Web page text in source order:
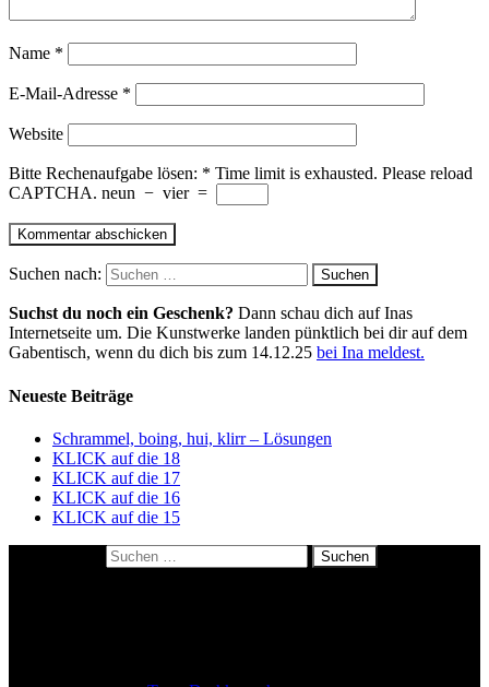
Name *
E-Mail-Adresse *
Website
Bitte Rechenaufgabe lösen: * Time limit is exhausted. Please reload
CAPTCHA. neun − vier =
Suchen nach:
Suchst du noch ein Geschenk? Dann schau dich auf Inas
Internetseite um. Die Kunstwerke landen pünktlich bei dir auf dem
Gabentisch, wenn du dich bis zum 14.12.25 bei Ina meldest.
Neueste Beiträge
Schrammel, boing, hui, klirr – Lösungen
KLICK auf die 18
KLICK auf die 17
KLICK auf die 16
KLICK auf die 15